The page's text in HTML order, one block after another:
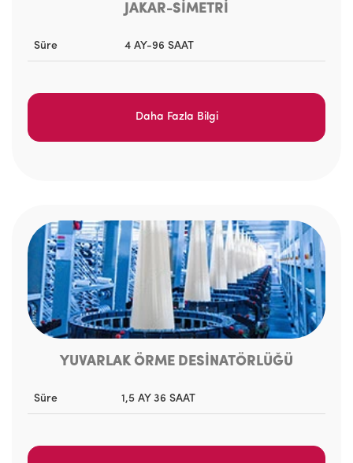
JAKAR-SİMETRİ
Süre 4 AY-96 SAAT
Daha Fazla Bilgi
YUVARLAK ÖRME DESİNATÖRLÜĞÜ
Süre 1,5 AY 36 SAAT